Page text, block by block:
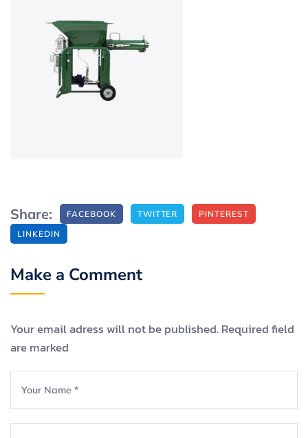
Share: FACEBOOK TWITTER
PINTEREST
LINKEDIN
Make a Comment
Your email adress will not be published. Required field
are marked